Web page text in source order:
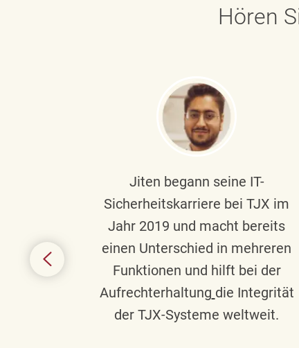
Hören
Jiten begann seine IT-
Sicherheitskarriere bei TJX im
Jahr 2019 und macht bereits
einen Unterschied in mehreren
Funktionen und hilft bei der
Aufrechterhaltung die Integrität
der TJX-Systeme weltweit.